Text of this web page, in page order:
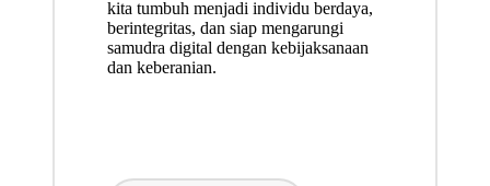
kita tumbuh menjadi individu berdaya,
berintegritas, dan siap mengarungi
samudra digital dengan kebijaksanaan
dan keberanian.